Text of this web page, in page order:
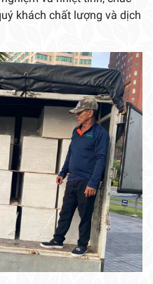
khách chất lượng và dịch